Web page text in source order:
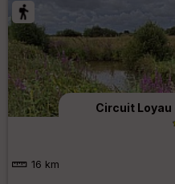
Circuit
16 km